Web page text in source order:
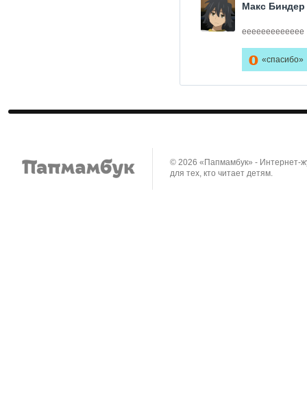
Макс Биндер
еееееееееееее
0 «спасибо»
© 2026 «Папмамбук» - Интернет-
для тех, кто читает детям.